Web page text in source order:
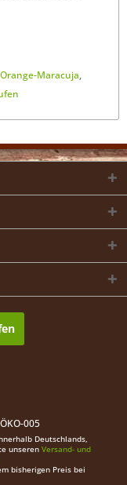
Orange-Maracuja,
005
Deutschlands,
unseren Versand- und
bisherigen Preis bei